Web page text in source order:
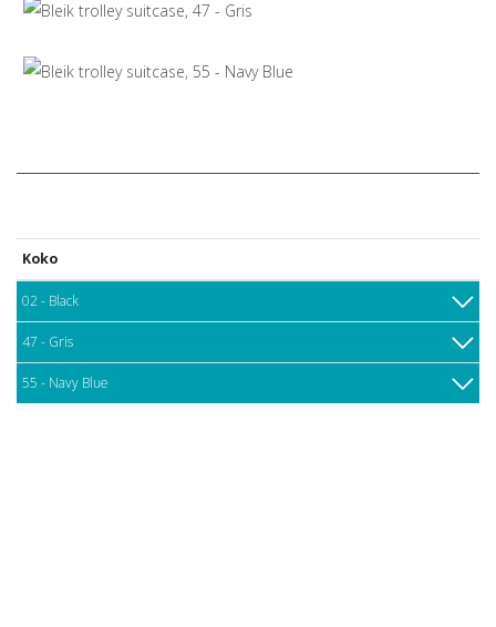
Koko
02 - Black
47 - Gris
55 - Navy Blue